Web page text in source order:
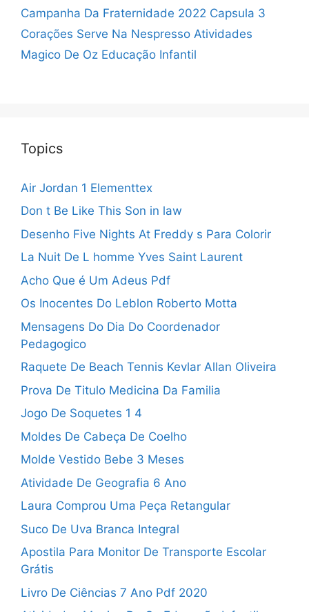
Campanha Da Fraternidade 2022 Capsula 3
Corações Serve Na Nespresso Atividades
Magico De Oz Educação Infantil
Topics
Air Jordan 1 Elementtex
Don t Be Like This Son in law
Desenho Five Nights At Freddy s Para Colorir
La Nuit De L homme Yves Saint Laurent
Acho Que é Um Adeus Pdf
Os Inocentes Do Leblon Roberto Motta
Mensagens Do Dia Do Coordenador
Pedagogico
Raquete De Beach Tennis Kevlar Allan Oliveira
Prova De Titulo Medicina Da Familia
Jogo De Soquetes 1 4
Moldes De Cabeça De Coelho
Molde Vestido Bebe 3 Meses
Atividade De Geografia 6 Ano
Laura Comprou Uma Peça Retangular
Suco De Uva Branca Integral
Apostila Para Monitor De Transporte Escolar
Grátis
Livro De Ciências 7 Ano Pdf 2020